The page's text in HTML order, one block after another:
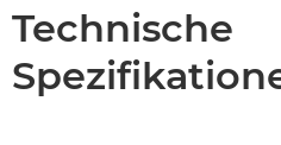
Technische